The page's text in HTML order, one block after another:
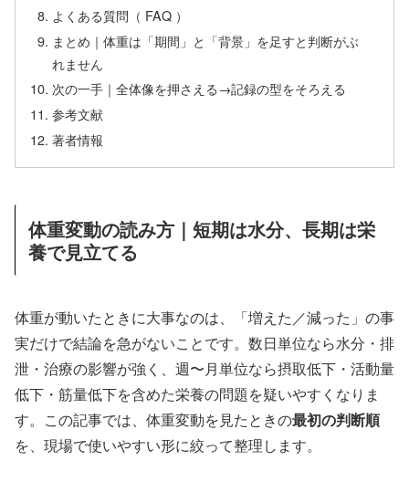
よくある質問（ FAQ ）
まとめ｜体重は「期間」と「背景」を足すと判断がぶ
れません
次の一手｜全体像を押さえる→記録の型をそろえる
参考文献
著者情報
体重変動の読み方｜短期は水分、長期は栄
養で見立てる
体重が動いたときに大事なのは、「増えた／減った」の事
実だけで結論を急がないことです。数日単位なら水分・排
泄・治療の影響が強く、週〜月単位なら摂取低下・活動量
低下・筋量低下を含めた栄養の問題を疑いやすくなりま
す。この記事では、体重変動を見たときの最初の判断順
を、現場で使いやすい形に絞って整理します。